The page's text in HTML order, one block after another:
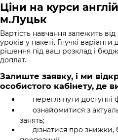
Ціни на курси
м.Луцьк
Вартість навчання залежить від
уроків у пакеті. Гнучкі
рішення під ваш розклад і
доплат.
Залиште заявку, і ми
особистого кабінету, де
переглянути доступні
ознайомитися з
занять;
дізнатися про знижки,